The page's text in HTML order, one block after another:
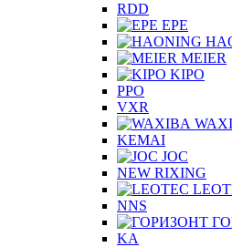
RDD
EPE
MEIER
KIPO
PPO
VXR
KEMAI
JOC
NEW RIXING
NNS
KA